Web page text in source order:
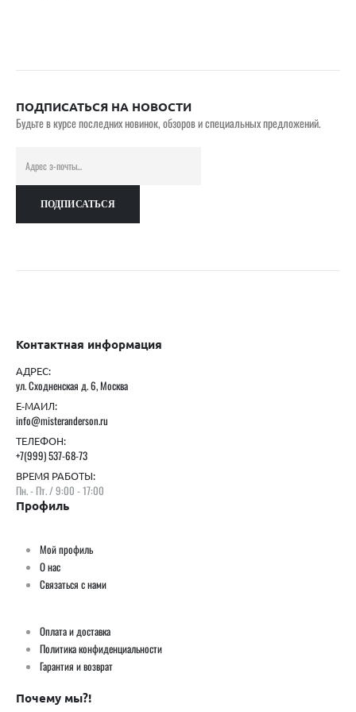
ПОДПИСАТЬСЯ НА НОВОСТИ
Будьте в курсе последних новинок, обзоров и специальных предложений.
Контактная информация
АДРЕС:
ул. Сходненская д. 6, Москва
Е-МАИЛ:
info@misteranderson.ru
ТЕЛЕФОН:
+7(999) 537-68-73
ВРЕМЯ РАБОТЫ:
Пн. - Пт. / 9:00 - 17:00
Профиль
Мой профиль
О нас
Связаться с нами
Оплата и доставка
Политика конфиденциальности
Гарантия и возврат
Почему мы?!